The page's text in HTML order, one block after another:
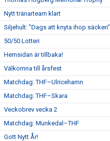
Nytt tränarteam klart
Siljehult: ”Dags att knyta ihop säcken”
50/50 Lotteri
Hemsidan är tillbaka!
Välkomna till årsfest
Matchdag: THF–Ulricehamn
Matchdag: THF–Skara
Veckobrev vecka 2
Matchdag: Munkedal–THF
Gott Nytt År!